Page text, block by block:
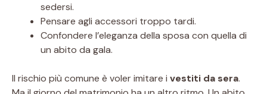
sedersi.
Pensare agli accessori troppo tardi.
Confondere l’eleganza della sposa con quella di
un abito da gala.
Il rischio più comune è voler imitare i vestiti da sera.